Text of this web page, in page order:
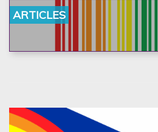
ARTICLES